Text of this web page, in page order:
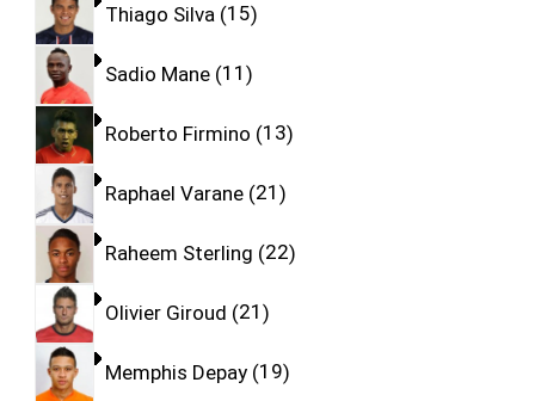
Thiago Silva 15
Sadio Mane 11
Roberto Firmino 13
Raphael Varane 21
Raheem Sterling 22
Olivier Giroud 21
Memphis Depay 19